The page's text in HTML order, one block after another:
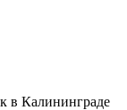
в Калининграде